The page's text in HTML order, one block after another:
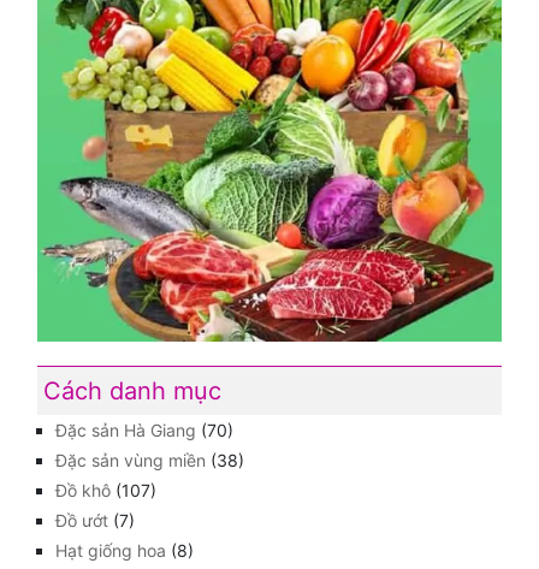
Cách danh mục
Đặc sản Hà Giang (70)
Đặc sản vùng miền (38)
Đồ khô (107)
Đồ ướt (7)
Hạt giống hoa (8)